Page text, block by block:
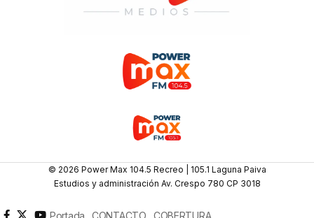
© 2026 Power Max 104.5 Recreo | 105.1 Laguna Paiva
Estudios y administración Av. Crespo 780 CP 3018
Portada CONTACTO COBERTURA